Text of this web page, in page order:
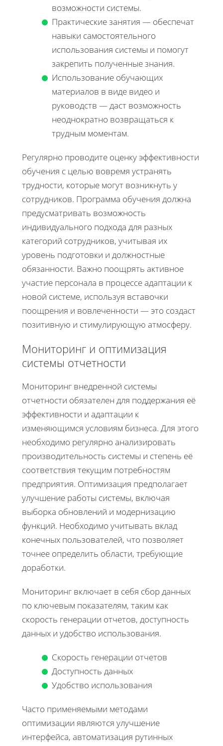
возможности системы.
Практические занятия — обеспечат
навыки самостоятельного
использования системы и помогут
закрепить полученные знания.
Использование обучающих
материалов в виде видео и
руководств — даст возможность
неоднократно возвращаться к
трудным моментам.
Регулярно проводите оценку эффективности
обучения с целью вовремя устранять
трудности, которые могут возникнуть у
сотрудников. Программа обучения должна
предусматривать возможность
индивидуального подхода для разных
категорий сотрудников, учитывая их
уровень подготовки и должностные
обязанности. Важно поощрять активное
участие персонала в процессе адаптации к
новой системе, используя вставочки
поощрения и вовлеченности — это создаст
позитивную и стимулирующую атмосферу.
Мониторинг и оптимизация
системы отчетности
Мониторинг внедренной системы
отчетности обязателен для поддержания её
эффективности и адаптации к
изменяющимся условиям бизнеса. Для этого
необходимо регулярно анализировать
производительность системы и степень её
соответствия текущим потребностям
предприятия. Оптимизация предполагает
улучшение работы системы, включая
выборка обновлений и модернизацию
функций. Необходимо учитывать вклад
конечных пользователей, что позволяет
точнее определить области, требующие
доработки.
Мониторинг включает в себя сбор данных
по ключевым показателям, таким как
скорость генерации отчетов, доступность
данных и удобство использования.
Скорость генерации отчетов
Доступность данных
Удобство использования
Часто применяемыми методами
оптимизации являются улучшение
интерфейса, автоматизация рутинных